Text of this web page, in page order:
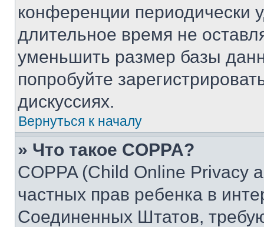
конференции периодически
длительное время не
уменьшить размер базы
попробуйте
дискуссиях.
Вернуться к началу
» Что такое COPPA?
COPPA (Child Online Privacy
частных прав ребенка в
Соединенных Штатов,